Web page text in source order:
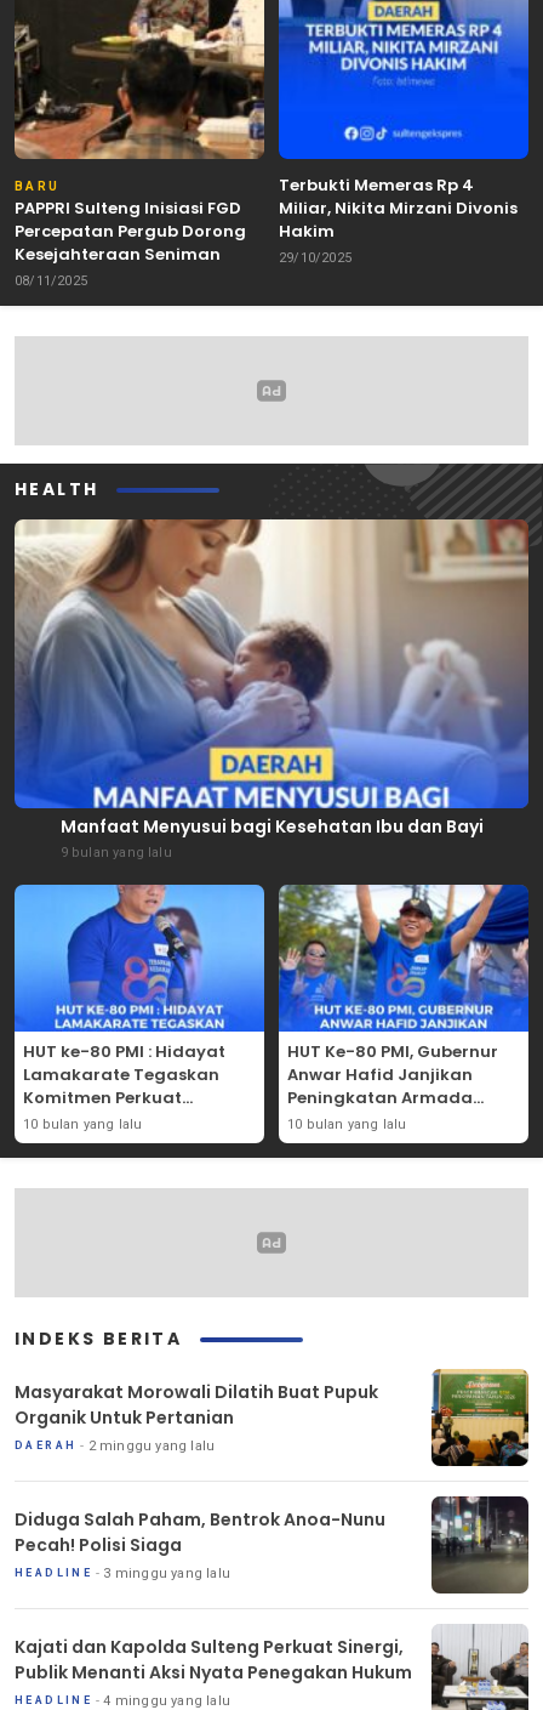
BARU
PAPPRI Sulteng Inisiasi FGD
Percepatan Pergub Dorong
Kesejahteraan Seniman
08/11/2025
Terbukti Memeras Rp 4
Miliar, Nikita Mirzani Divonis
Hakim
29/10/2025
HEALTH
Manfaat Menyusui bagi Kesehatan Ibu dan Bayi
9 bulan yang lalu
HUT ke-80 PMI : Hidayat
Lamakarate Tegaskan
Komitmen Perkuat
Solidaritas Kemanusiaan
10 bulan yang lalu
HUT Ke-80 PMI, Gubernur
Anwar Hafid Janjikan
Peningkatan Armada
Mobil Donor Darah
10 bulan yang lalu
INDEKS BERITA
Masyarakat Morowali Dilatih Buat Pupuk
Organik Untuk Pertanian
DAERAH 2 minggu yang lalu
Diduga Salah Paham, Bentrok Anoa-Nunu
Pecah! Polisi Siaga
HEADLINE 3 minggu yang lalu
Kajati dan Kapolda Sulteng Perkuat Sinergi,
Publik Menanti Aksi Nyata Penegakan Hukum
HEADLINE 4 minggu yang lalu